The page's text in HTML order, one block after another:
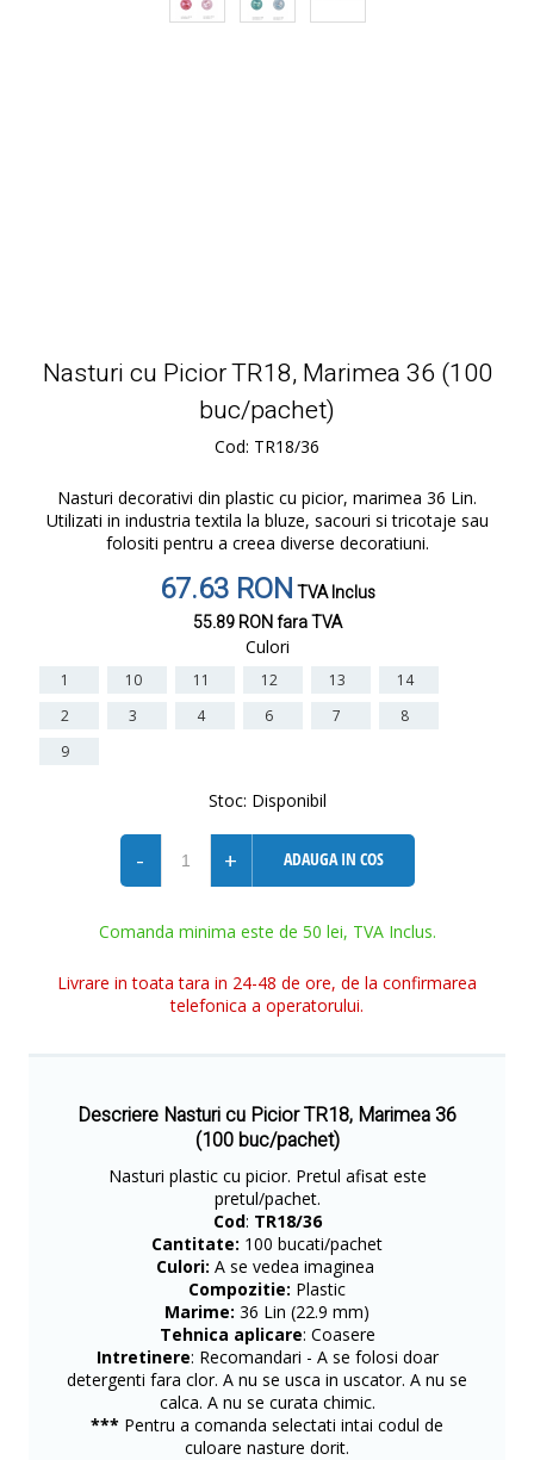
Nasturi cu Picior TR18, Marimea 36 (100
buc/pachet)
Cod: TR18/36
Nasturi decorativi din plastic cu picior, marimea 36 Lin.
Utilizati in industria textila la bluze, sacouri si tricotaje sau
folositi pentru a creea diverse decoratiuni.
67.63 RONTVA Inclus
55.89 RONfara TVA
Culori
1 10 11 12 13
14
2
3 4 6 7
8
9
Stoc: Disponibil
- + ADAUGA IN COS
Comanda minima este de 50 lei, TVA Inclus.
Livrare in toata tara in 24-48 de ore, de la confirmarea
telefonica a operatorului.
Descriere Nasturi cu Picior TR18, Marimea 36
(100 buc/pachet)
Nasturi plastic cu picior. Pretul afisat este
pretul/pachet.
Cod: TR18/36
Cantitate: 100 bucati/pachet
Culori: A se vedea imaginea
Compozitie: Plastic
Marime: 36 Lin (22.9 mm)
Tehnica aplicare: Coasere
Intretinere: Recomandari - A se folosi doar
detergenti fara clor. A nu se usca in uscator. A nu se
calca. A nu se curata chimic.
*** Pentru a comanda selectati intai codul de
culoare nasture dorit.